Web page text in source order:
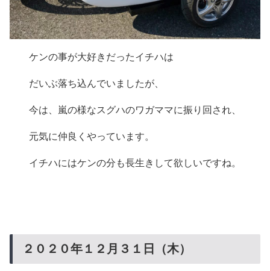
ケンの事が大好きだったイチハは
だいぶ落ち込んでいましたが、
今は、嵐の様なスグハのワガママに振り回され、
元気に仲良くやっています。
イチハにはケンの分も長生きして欲しいですね。
２０２０年１２月３１日（木）